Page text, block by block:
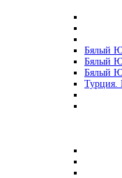
Бялый
Бялый
Бялый
Турция.